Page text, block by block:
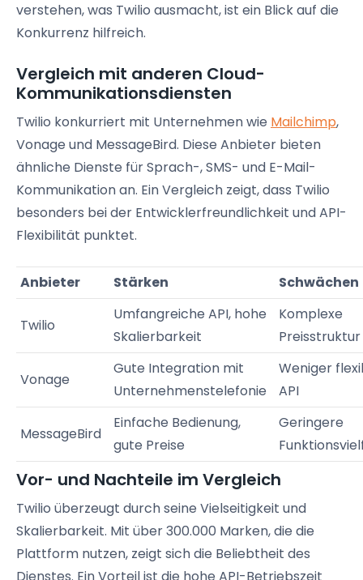
verstehen, was Twilio ausmacht, ist ein Blick auf die
Konkurrenz hilfreich.
Vergleich mit anderen Cloud-
Kommunikationsdiensten
Twilio konkurriert mit Unternehmen wie Mailchimp,
Vonage und MessageBird. Diese Anbieter bieten
ähnliche Dienste für Sprach-, SMS- und E-Mail-
Kommunikation an. Ein Vergleich zeigt, dass Twilio
besonders bei der Entwicklerfreundlichkeit und API-
Flexibilität punktet.
Anbieter Stärken Schwächen
Twilio
Umfangreiche API, hohe
Skalierbarkeit
Komplexe
Preisstruktur
Vonage
Gute Integration mit
Unternehmenstelefonie
Weniger
API
MessageBird
Einfache Bedienung,
gute Preise
Geringere
Vor- und Nachteile im Vergleich
Twilio überzeugt durch seine Vielseitigkeit und
Skalierbarkeit. Mit über 300.000 Marken, die die
Plattform nutzen, zeigt sich die Beliebtheit des